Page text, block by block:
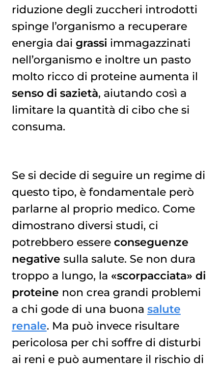
riduzione degli zuccheri introdotti
spinge l’organismo a recuperare
energia dai grassi immagazzinati
nell’organismo e inoltre un pasto
molto ricco di proteine aumenta il
senso di sazietà, aiutando così a
limitare la quantità di cibo che si
consuma.
Se si decide di seguire un regime di
questo tipo, è fondamentale però
parlarne al proprio medico. Come
dimostrano diversi studi, ci
potrebbero essere conseguenze
negative sulla salute. Se non dura
troppo a lungo, la «scorpacciata» di
proteine non crea grandi problemi
a chi gode di una buona salute
renale. Ma può invece risultare
pericolosa per chi soffre di disturbi
ai reni e può aumentare il rischio di